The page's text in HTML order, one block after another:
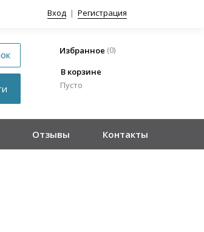
Вход | Регистрация
Избранное (0)
В корзине
Пусто
Отзывы Контакты